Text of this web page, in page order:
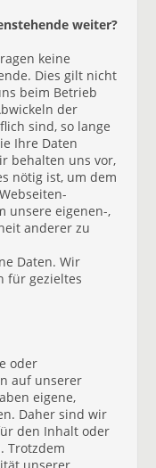
weiter?
keine
Dies gilt nicht
beim Betrieb
der
sind, so lange
Ihre Daten
behalten uns vor,
nötig ist, um dem
unsere eigenen-,
anderer zu
Daten. Wir
für gezieltes
oder
auf unserer
eigene,
Daher sind wir
den Inhalt oder
Trotzdem